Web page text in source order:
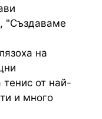
"Създаваме
на
от най-
и много